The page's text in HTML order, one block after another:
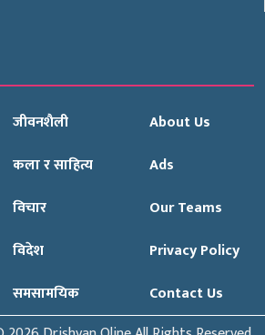
जीवनशैली
कला र साहित्य
विचार
विदेश
समसामयिक
About Us
Ads
Our Teams
Privacy Policy
Contact Us